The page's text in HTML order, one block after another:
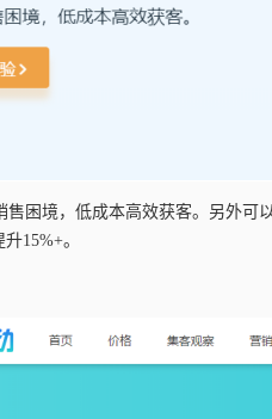
售困境，低成本高效获客。另外可
15%+。